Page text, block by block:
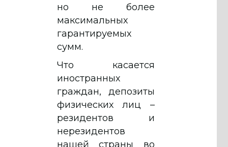
но не более
максимальных
гарантируемых
сумм.
Что касается
иностранных
граждан, депозиты
физических лиц –
резидентов и
нерезидентов
нашей страны во